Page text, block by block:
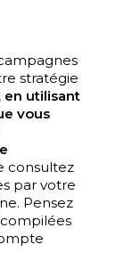
stratégie
en utilisant
vous
consultez
par votre
Pensez